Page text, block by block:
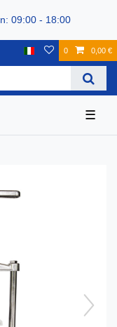
09:00 - 18:00
0 0,00 €
☰